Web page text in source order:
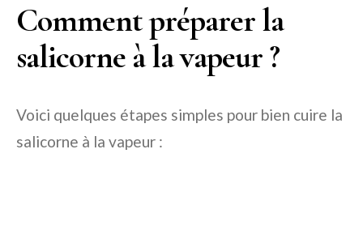
Comment préparer la
salicorne à la vapeur ?
Voici quelques étapes simples pour bien cuire la
salicorne à la vapeur :